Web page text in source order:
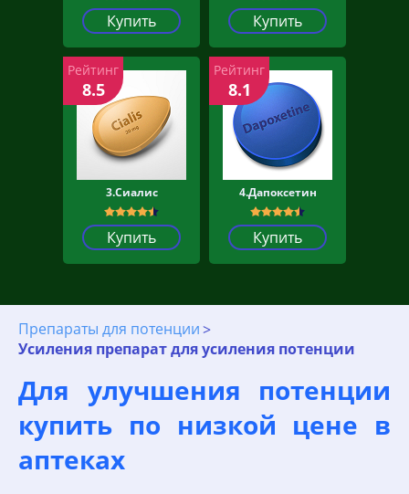
Купить Купить
3.Сиалис
Купить
Рейтинг
8.5
4.Дапоксетин
Купить
Рейтинг
8.1
Препараты для потенции
Усиления препарат для усиления потенции
Для улучшения потенции
купить по низкой цене в
аптеках